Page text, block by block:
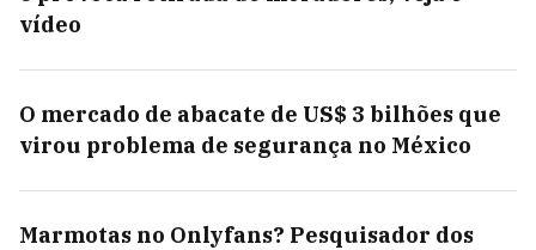
vídeo
O mercado de abacate de US$ 3 bilhões que
virou problema de segurança no México
Marmotas no Onlyfans? Pesquisador dos